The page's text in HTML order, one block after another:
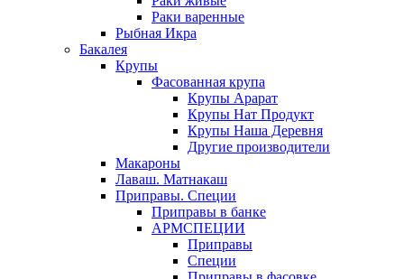
Раки варенные
Рыбная Икра
Бакалея
Крупы
Фасованная крупа
Крупы Арарат
Крупы Нат Продукт
Крупы Наша Деревня
Другие производители
Макароны
Лаваш. Матнакаш
Приправы. Специи
Приправы в банке
АРМСПЕЦИИ
Приправы
Специи